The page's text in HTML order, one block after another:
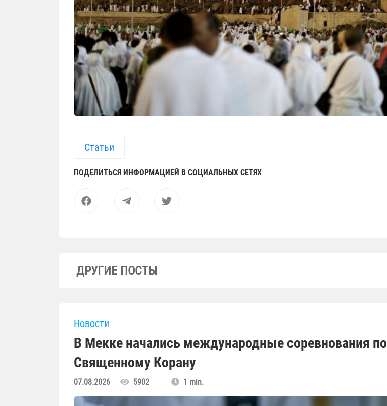
Статьи
ПОДЕЛИТЬСЯ ИНФОРМАЦИЕЙ В СОЦИАЛЬНЫХ СЕТЯХ
ДРУГИЕ ПОСТЫ
Новости
В Мекке начались международные соревнования по
Священному Корану
07.08.2026 5902 1 min.